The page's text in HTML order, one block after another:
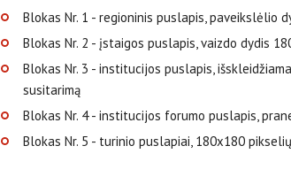
Blokas Nr. 1 - regioninis puslapis, paveikslėlio
Blokas Nr. 2 - įstaigos puslapis, vaizdo dydis
Blokas Nr. 3 - institucijos puslapis,
susitarimą
Blokas Nr. 4 - institucijos forumo puslapis,
Blokas Nr. 5 - turinio puslapiai, 180x180